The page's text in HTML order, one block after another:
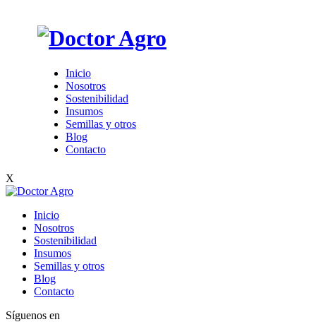
Inicio
Nosotros
Sostenibilidad
Insumos
Semillas y otros
Blog
Contacto
X
Inicio
Nosotros
Sostenibilidad
Insumos
Semillas y otros
Blog
Contacto
Síguenos en